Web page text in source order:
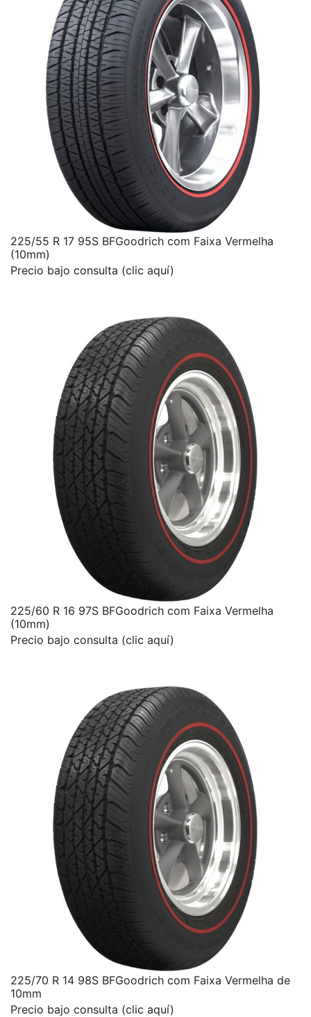
225/55 R 17 95S BFGoodrich com Faixa Vermelha
(10mm)
Precio bajo consulta (clic aquí)
225/60 R 16 97S BFGoodrich com Faixa Vermelha
(10mm)
Precio bajo consulta (clic aquí)
225/70 R 14 98S BFGoodrich com Faixa Vermelha de
10mm
Precio bajo consulta (clic aquí)